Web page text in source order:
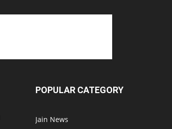
POPULAR CATEGORY
Jain News